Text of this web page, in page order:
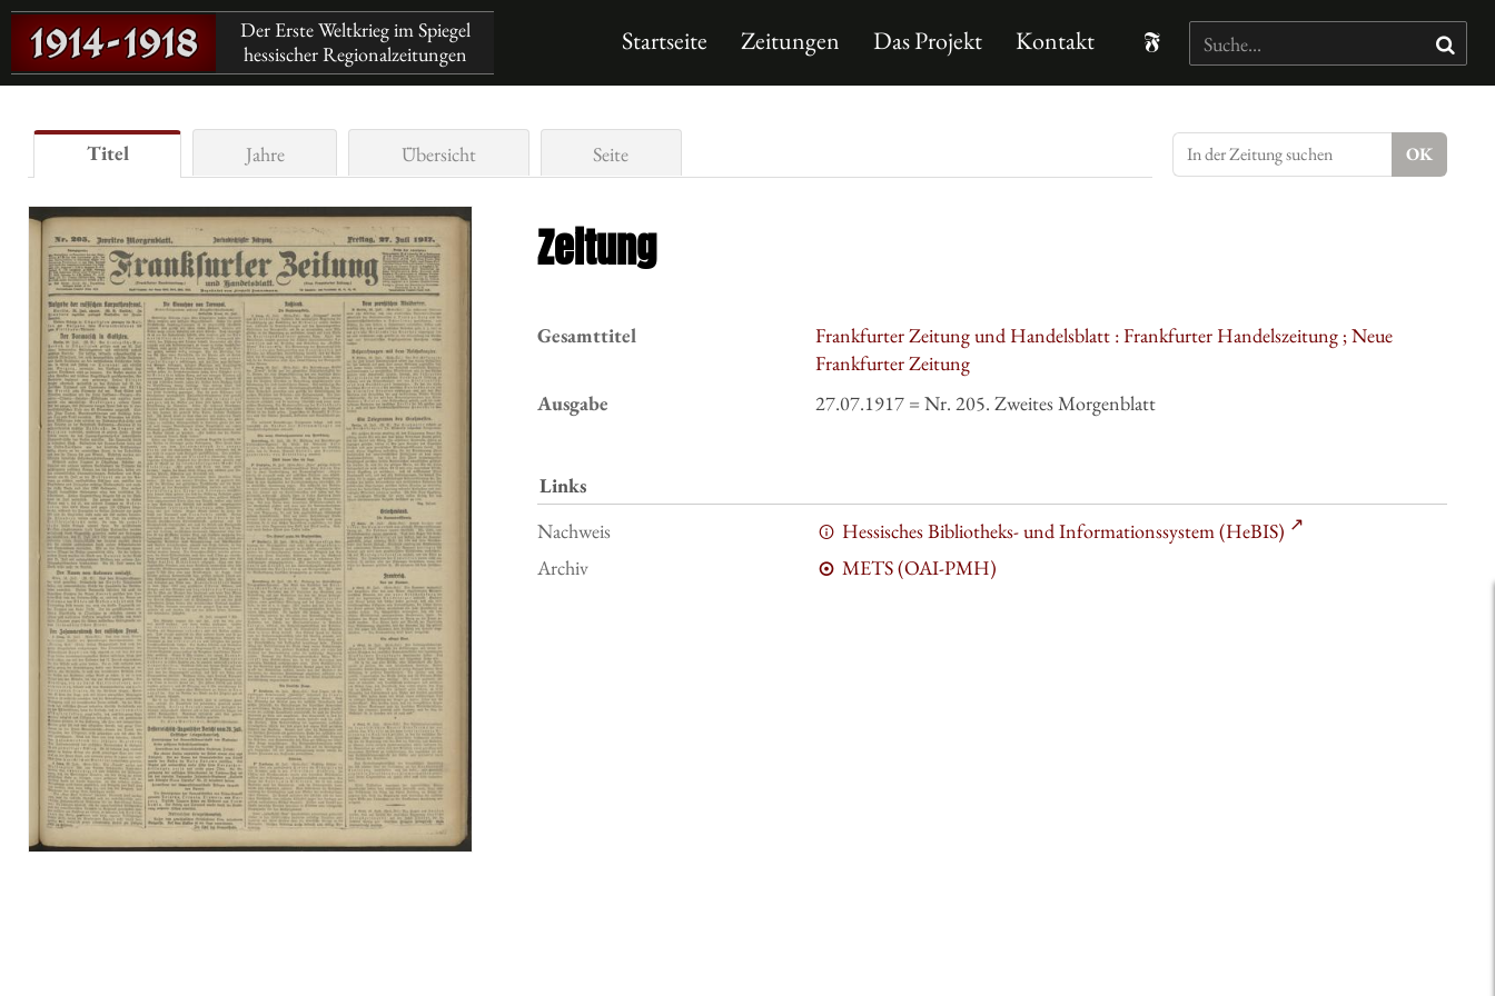
Der Erste Weltkrieg im Spiegel
hessischer Regionalzeitungen
Startseite Zeitungen Das Projekt Kontakt
Titel Jahre Übersicht Seite
Zeitung
Gesamttitel
Frankfurter Zeitung und Handelsblatt : Frankfurter Handelszeitung ; Neue
Frankfurter Zeitung
Ausgabe
27.07.1917 = Nr. 205. Zweites Morgenblatt
Links
Nachweis
Hessisches Bibliotheks- und Informationssystem (HeBIS)
Archiv
METS (OAI-PMH)